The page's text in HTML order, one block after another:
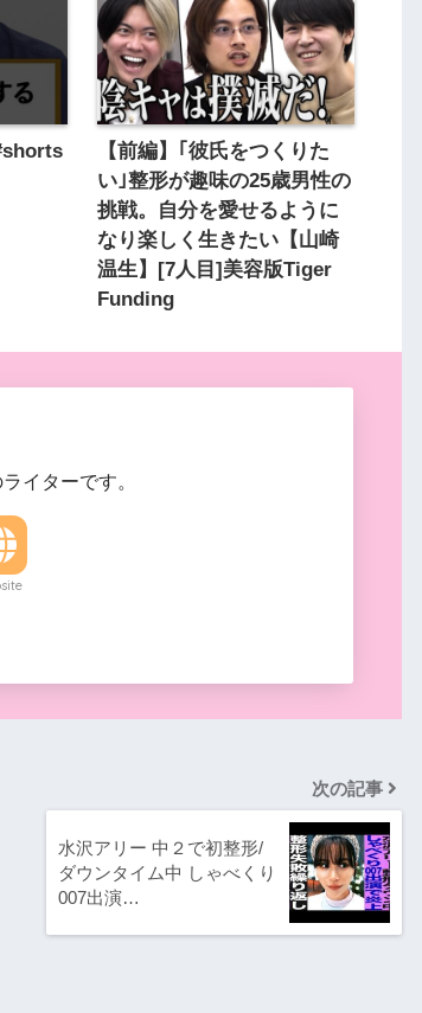
【前編】｢彼氏をつくりた
い｣整形が趣味の25歳男性の
挑戦。自分を愛せるように
なり楽しく生きたい【山崎
温生】[7人目]美容版Tiger
Funding
イターです。
次の記事
水沢アリー 中２で初整形/
ダウンタイム中 しゃべくり
007出演…